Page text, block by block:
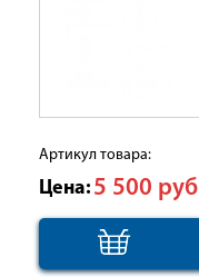
Артикул товара:
Цена: 5 500 руб